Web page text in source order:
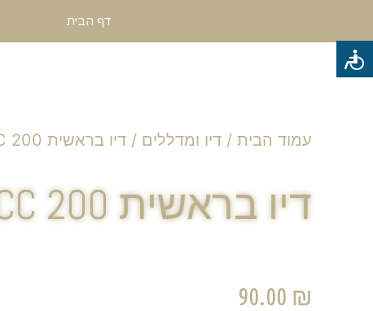
דף הבית
עמוד הבית / דיו ומדללים / דיו בראשית 200 CC
דיו בראשית 200 CC
90.00 ₪